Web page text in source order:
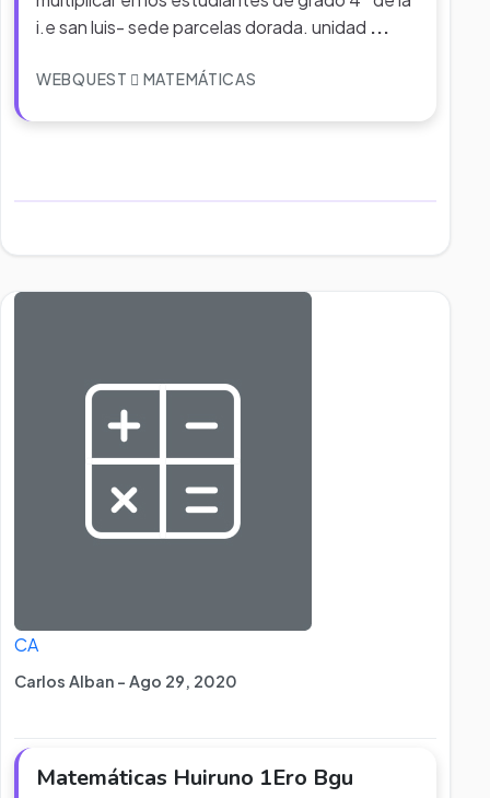
i.e san luis- sede parcelas dorada. unidad ...
WEBQUEST MATEMÁTICAS
CA
Carlos Alban - Ago 29, 2020
Matemáticas Huiruno 1Ero Bgu